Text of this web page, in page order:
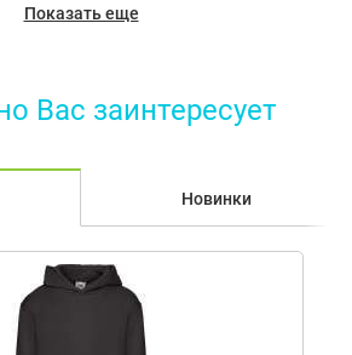
Показать еще
Вас заинтересует
Новинки